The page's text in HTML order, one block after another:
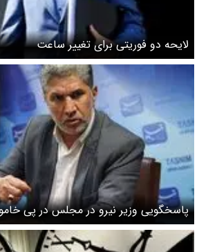
لایحه دو فوریتی برای تغییر ساعت
پاسخگویی وزیر نیرو در مجلس در پی